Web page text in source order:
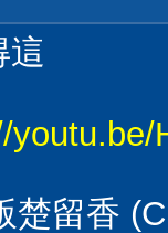
這
youtu.be/
楚留香